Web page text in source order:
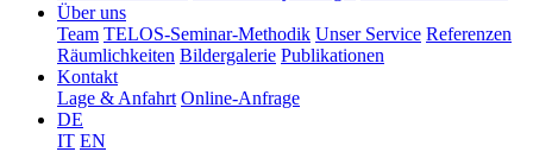
Über uns
Team TELOS-Seminar-Methodik Unser Service Referenzen
Räumlichkeiten Bildergalerie Publikationen
Kontakt
Lage & Anfahrt Online-Anfrage
DE
IT EN